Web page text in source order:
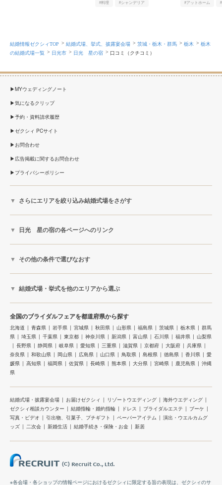
#料理
#シャンデリア
#アットホーム
結婚情報ゼクシィTOP 結婚式場、挙式、披露宴会場 茨城・栃木・群馬 栃木
栃木
の結婚式場一覧
日光市 日光 星の宿 口コミ（クチコミ）
MYウェディングノート
気になるクリップ
予約・資料請求履歴
ゼクシィ PCサイト
お問合わせ
広告掲載に関するお問合わせ
プライバシーポリシー
さらにエリアを絞り込み結婚式場をさがす
日光 星の宿の各ページへのリンク
その他の条件で選びなおす
結婚式場・挙式を他のエリアから選ぶ
全国のブライダルフェアを都道府県から探す
北海道 青森県 岩手県 宮城県 秋田県 山形県 福島県 茨城県 栃木県
群馬
県
埼玉県 千葉県 東京都 神奈川県 新潟県 富山県 石川県 福井県
山梨県
長野県
静岡県 岐阜県 愛知県 三重県 滋賀県 京都府 大阪府
兵庫県
奈良県
和歌山県 岡山県 広島県 山口県 鳥取県 島根県 徳島県 香川県
愛
媛県
高知県 福岡県 佐賀県 長崎県 熊本県 大分県 宮崎県 鹿児島県
沖縄
県
結婚式場・披露宴会場 お届けゼクシィ リゾートウエディング
海外ウエディング
ゼクシィ相談カウンター
結婚指輪・婚約指輪 ドレス ブライダルエステ
ブーケ
写真・ビデオ
引出物、引菓子、プチギフト ペーパーアイテム
演出・ウエルカムグ
ッズ
二次会 新婚生活 結婚手続き・保険・お金 新居
※各会場・各ショップの情報ページにおけるゼクシィに限定する旨の表現は、ゼクシィのサ